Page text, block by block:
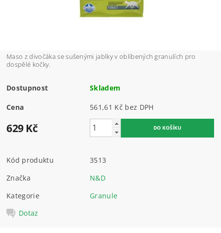
Maso z divočáka se sušenými jablky v oblíbených granulích pro
dospělé kočky.
Dostupnost Skladem
Cena 561,61 Kč bez DPH
629 Kč
Kód produktu
3513
Značka
N&D
Kategorie
Granule
Dotaz